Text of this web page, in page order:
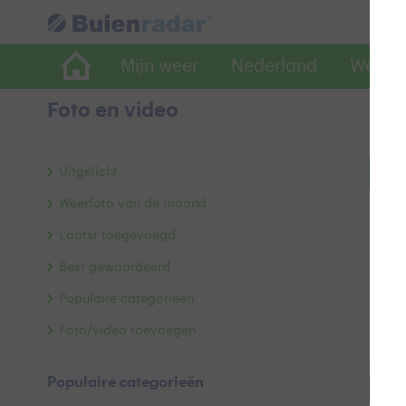
Mijn weer Nederland
Foto en video
Alle
Uitgelicht
Weerfoto van de maand
Laatst toegevoegd
Best gewaardeerd
Populaire categorieën
Foto/video toevoegen
Populaire categorieën